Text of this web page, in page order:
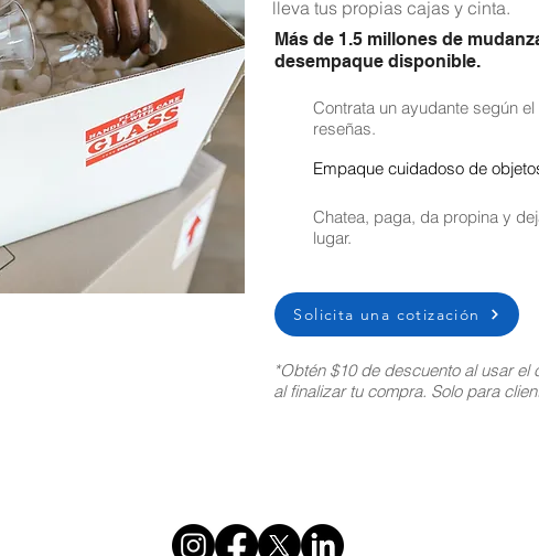
lleva tus propias cajas y cinta.
Más de 1.5 millones de
desempaque disponible.
Contrata un ayudante según
reseñas.
Empaque cuidadoso de
Chatea, paga, da propina y
lugar.
Solicita una cotización
*Obtén $10 de descuento al usar el
al finalizar tu compra. Solo para